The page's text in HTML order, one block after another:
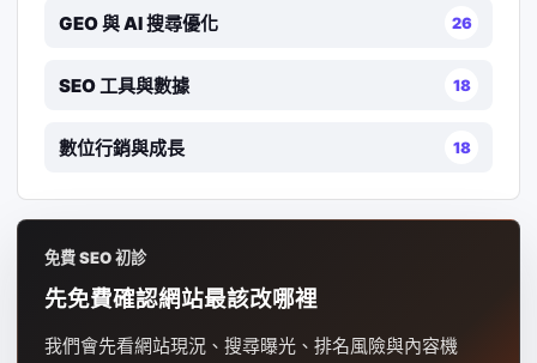
GEO 與 AI 搜尋優化 26
SEO 工具與數據 18
數位行銷與成長 18
免費 SEO 初診
先免費確認網站最該改哪裡
我們會先看網站現況、搜尋曝光、排名風險與內容機